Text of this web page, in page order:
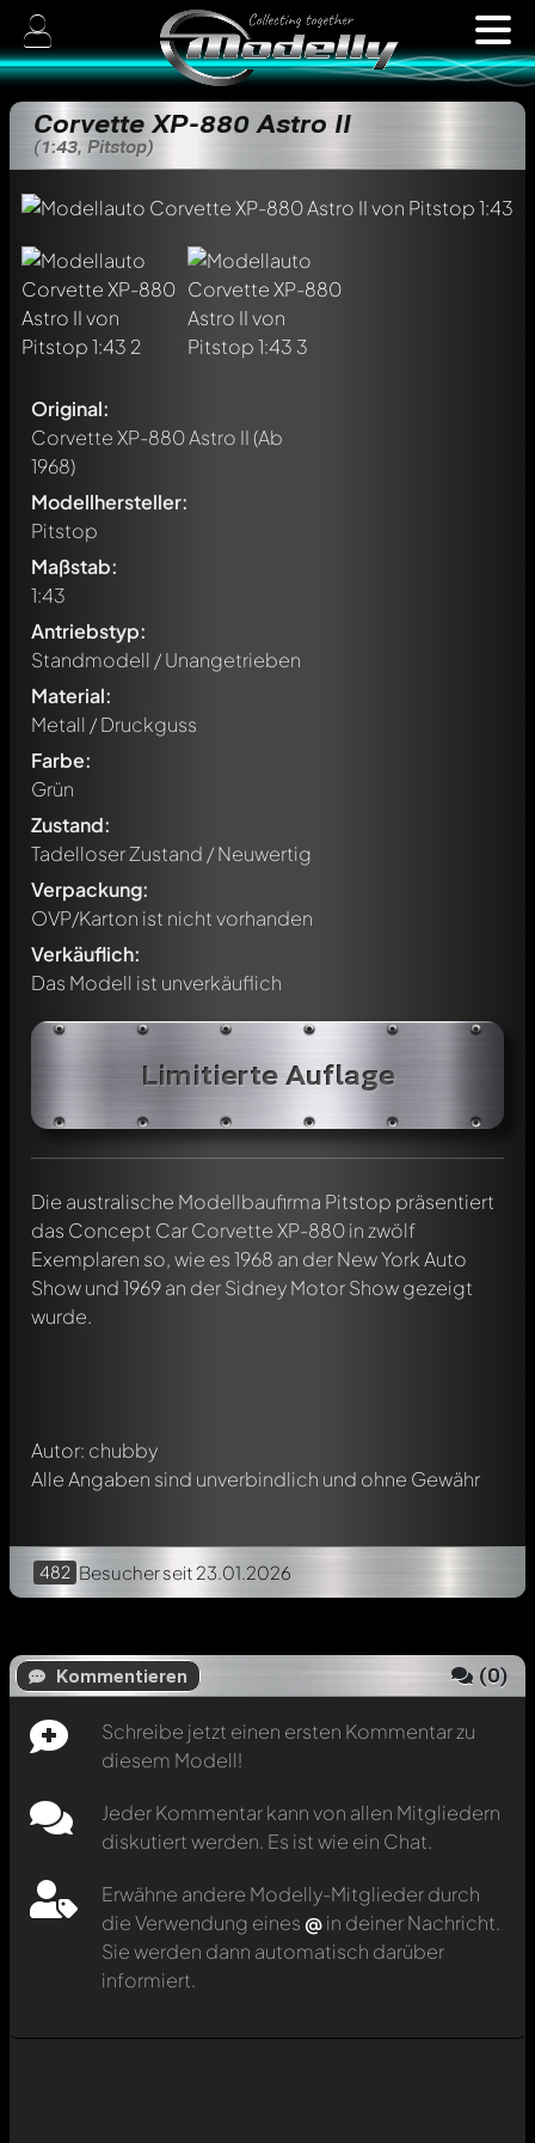
Corvette XP-880 Astro II
(1:43, Pitstop)
Original:
Corvette XP-880 Astro II(Ab
1968)
Modellhersteller:
Pitstop
Maßstab:
1:43
Antriebstyp:
Standmodell / Unangetrieben
Material:
Metall / Druckguss
Farbe:
Grün
Zustand:
Tadelloser Zustand / Neuwertig
Verpackung:
OVP/Karton ist nicht vorhanden
Verkäuflich:
Das Modell ist unverkäuflich
Limitierte Auflage
Die australische Modellbaufirma Pitstop präsentiert
das Concept Car Corvette XP-880 in zwölf
Exemplaren so, wie es 1968 an der New York Auto
Show und 1969 an der Sidney Motor Show gezeigt
wurde.
Autor: chubby
Alle Angaben sind unverbindlich und ohne Gewähr
482 Besucherseit 23.01.2026
Kommentieren (0)
Schreibe jetzt einen ersten Kommentar zu
diesem Modell!
Jeder Kommentar kann von allen Mitgliedern
diskutiert werden. Es ist wie ein Chat.
Erwähne andere Modelly-Mitglieder durch
die Verwendung eines @in deiner Nachricht.
Sie werden dann automatisch darüber
informiert.
Schreibe jetzt einen ersten Kommentar zu diesem Modell!
Jeder Kommentar kann von allen Mitgliedern diskutiert
werden. Es ist wie ein Chat.
Erwähne andere Modelly-Mitglieder durch die